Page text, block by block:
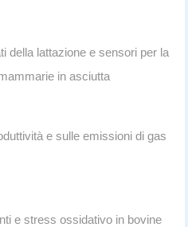
della lattazione e sensori per la
in asciutta
e sulle emissioni di gas
e stress ossidativo in bovine